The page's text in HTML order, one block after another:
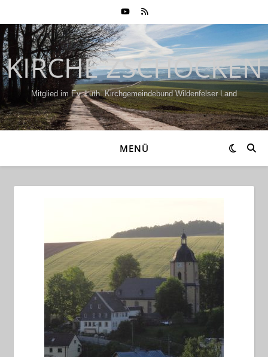
KIRCHE ZSCHOCKEN
Mitglied im Ev.-Luth. Kirchgemeindebund Wildenfelser Land
MENÜ